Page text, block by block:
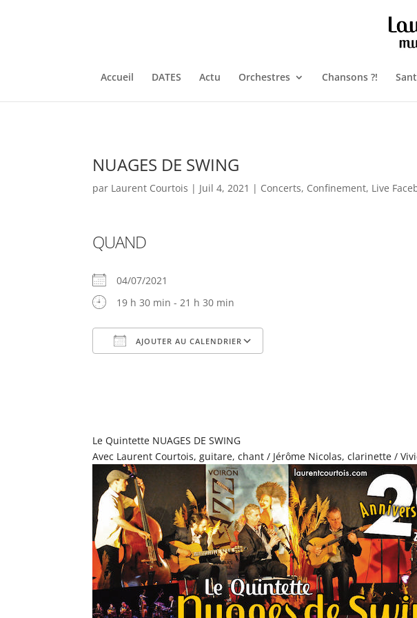
Accueil DATES Actu Orchestres Chansons ?!
NUAGES DE SWING
par Laurent Courtois | Juil 4, 2021 | Concerts, Confinement, Live
QUAND
04/07/2021
19 h 30 min - 21 h 30 min
AJOUTER AU CALENDRIER
Le Quintette NUAGES DE SWING
Avec Laurent Courtois, guitare, chant / Jérôme Nicolas, clarinette /